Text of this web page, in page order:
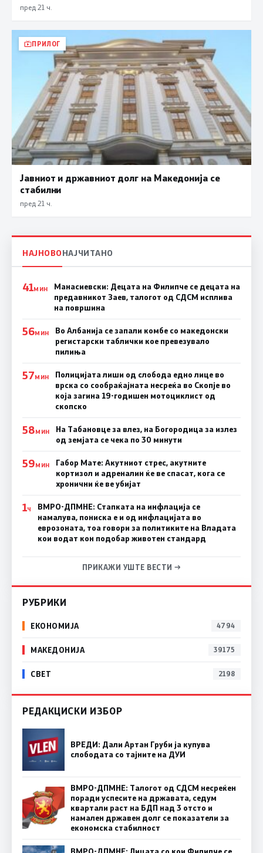
пред 21 ч.
ПРИЛОГ
Јавниот и државниот долг на Македонија се
стабилни
пред 21 ч.
НАЈНОВОНАЈЧИТАНО
41МИН
Манасиевски: Децата на Филипче се децата на
предавникот Заев, талогот од СДСМ исплива
на површина
56МИН
Во Албанија се запали комбе со македонски
регистарски таблички кое превезувало
пилиња
57МИН
Полицијата лиши од слобода едно лице во
врска со сообраќајната несреќа во Скопје во
која загина 19-годишен мотоциклист од
скопско
58МИН
На Табановце за влез, на Богородица за излез
од земјата се чека по 30 минути
59МИН
Габор Мате: Акутниот стрес, акутните
кортизол и адреналин ќе ве спасат, кога се
хронични ќе ве убијат
1Ч
ВМРО-ДПМНЕ: Стапката на инфлација се
намалува, пониска е и од инфлацијата во
еврозоната, тоа говори за политиките на Владата
кои водат кон подобар животен стандард
ПРИКАЖИ УШТЕ ВЕСТИ →
РУБРИКИ
ЕКОНОМИЈА 4794
МАКЕДОНИЈА 39175
СВЕТ 2198
РЕДАКЦИСКИ ИЗБОР
ВРЕДИ: Дали Артан Груби ја купува
слободата со тајните на ДУИ
ВМРО-ДПМНЕ: Талогот од СДСМ несреќен
поради успесите на државата, седум
квартали раст на БДП над 3 отсто и
намален државен долг се показатели за
економска стабилност